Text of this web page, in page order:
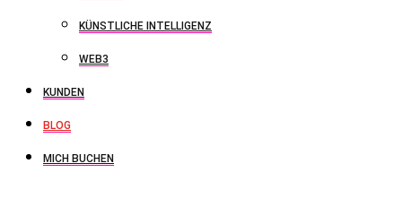
KÜNSTLICHE INTELLIGENZ
WEB3
KUNDEN
BLOG
MICH BUCHEN